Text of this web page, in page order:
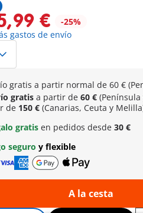
€
-25%
gastos de envío
gratis a partir normal de 60 €
gratis a partir de 60 €(Península
de 150 €(Canarias, Ceuta y
gratis en pedidos desde 30 €
seguro y flexible
A la cesta